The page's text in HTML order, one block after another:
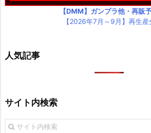
【DMM】ガンプラ他・再販
【2026年7月～9月】再生産
人気記事
サイト内検索